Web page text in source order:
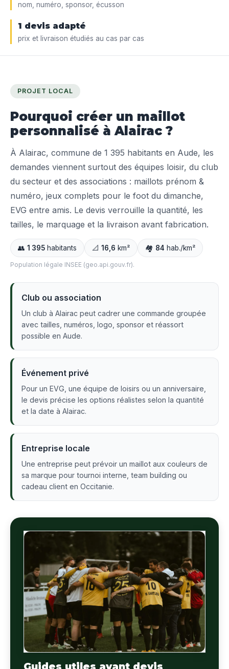
nom, numéro, sponsor, écusson
1 devis adapté
prix et livraison étudiés au cas par cas
PROJET LOCAL
Pourquoi créer un maillot
personnalisé à Alairac ?
À Alairac, commune de 1 395 habitants en Aude, les
demandes viennent surtout des équipes loisir, du club
du secteur et des associations : maillots prénom &
numéro, jeux complets pour le foot du dimanche,
EVG entre amis. Le devis verrouille la quantité, les
tailles, le marquage et la livraison avant fabrication.
👥 1 395 habitants 📐 16,6 km² 🏘️ 84 hab./km²
Population légale INSEE (geo.api.gouv.fr).
Club ou association
Un club à Alairac peut cadrer une commande groupée
avec tailles, numéros, logo, sponsor et réassort
possible en Aude.
Événement privé
Pour un EVG, une équipe de loisirs ou un anniversaire,
le devis précise les options réalistes selon la quantité
et la date à Alairac.
Entreprise locale
Une entreprise peut prévoir un maillot aux couleurs de
sa marque pour tournoi interne, team building ou
cadeau client en Occitanie.
Guides utiles avant devis